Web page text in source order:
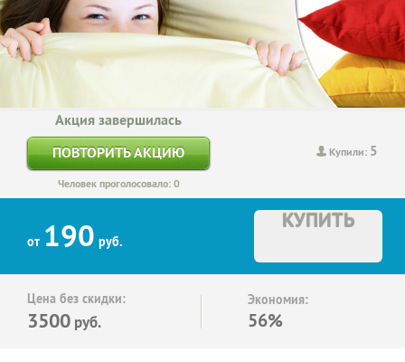
Купили: 5
Акция завершилась
ПОВТОРИТЬ АКЦИЮ
Человек проголосовало: 0
от 190 руб.
КУПИТЬ
Цена без скидки:
3500 руб.
Экономия:
56%